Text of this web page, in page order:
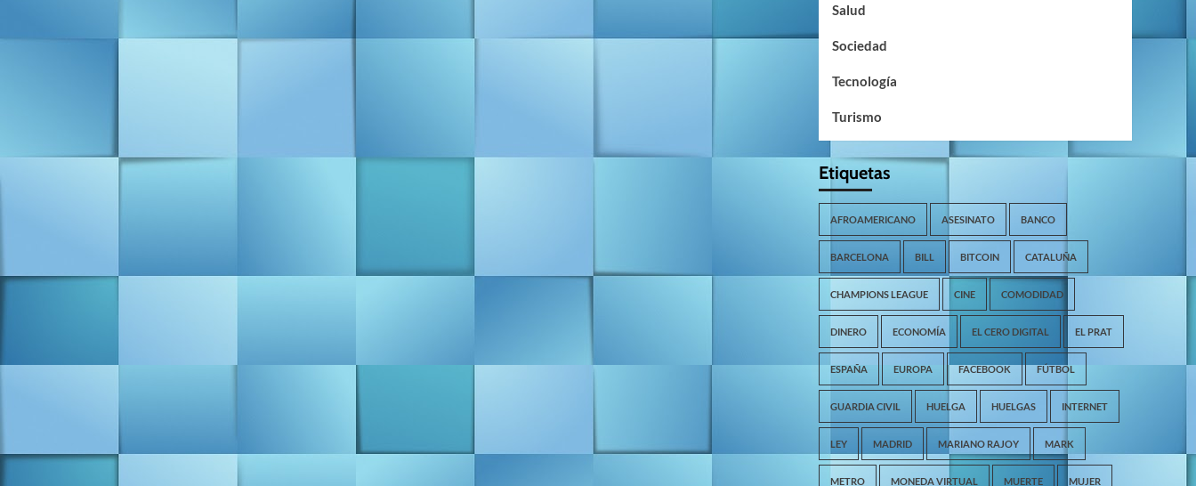
Salud
Sociedad
Tecnología
Turismo
Etiquetas
AFROAMERICANO ASESINATO BANCO
BARCELONA BILL BITCOIN CATALUÑA
CHAMPIONS LEAGUE CINE COMODIDAD
DINERO ECONOMÍA EL CERO DIGITAL EL PRAT
ESPAÑA EUROPA FACEBOOK FÚTBOL
GUARDIA CIVIL HUELGA HUELGAS INTERNET
LEY MADRID MARIANO RAJOY MARK
METRO MONEDA VIRTUAL MUERTE MUJER